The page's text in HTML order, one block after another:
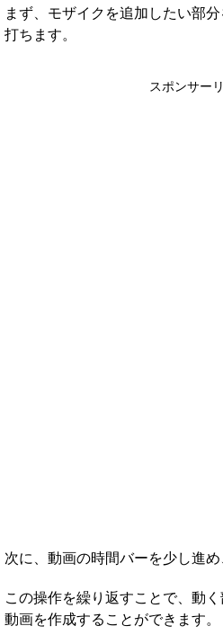
まず、モザイクを追加したい部
打ちます。
スポンサー
次に、動画の時間バーを少し進め
この操作を繰り返すことで、動
動画を作成することができます。